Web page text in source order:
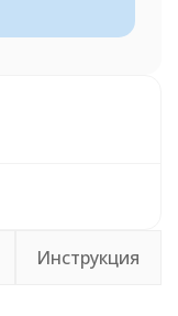
Инструкция